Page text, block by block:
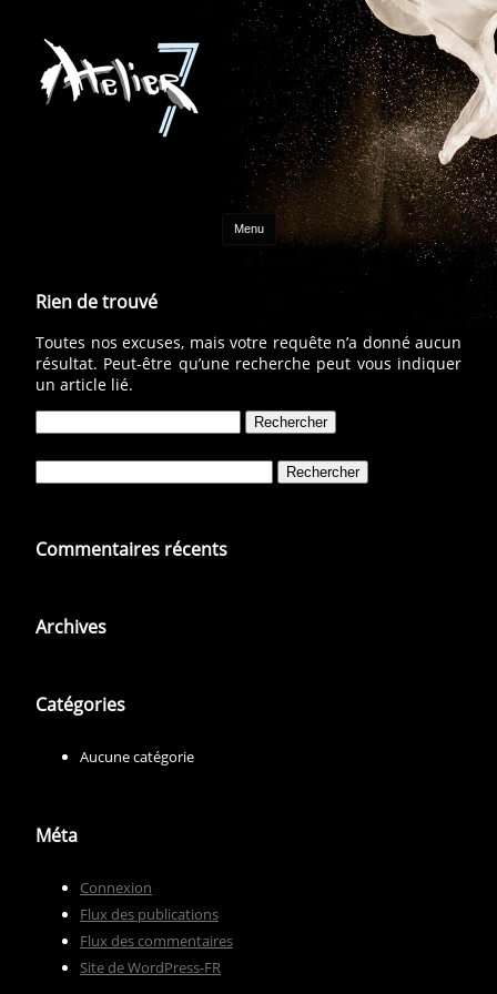
Menu Aller au contenu
Rien de trouvé
Toutes nos excuses, mais votre requête n’a donné aucun
résultat. Peut-être qu’une recherche peut vous indiquer
un article lié.
Commentaires récents
Archives
Catégories
Aucune catégorie
Méta
Connexion
Flux des publications
Flux des commentaires
Site de WordPress-FR